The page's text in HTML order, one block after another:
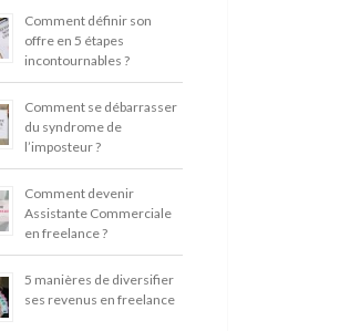
Comment définir son
offre en 5 étapes
incontournables ?
Comment se débarrasser
du syndrome de
l’imposteur ?
Comment devenir
Assistante Commerciale
en freelance ?
5 manières de diversifier
ses revenus en freelance